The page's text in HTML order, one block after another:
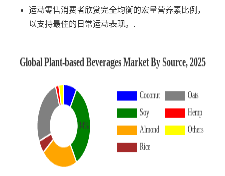
运动零售消费者欣赏完全均衡的宏量营养素比例，
以支持最佳的日常运动表现。.